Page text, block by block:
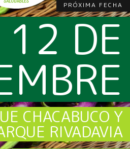
PRÓXIMA FECHA
DE
CHACABUCO Y
RIVADAVIA